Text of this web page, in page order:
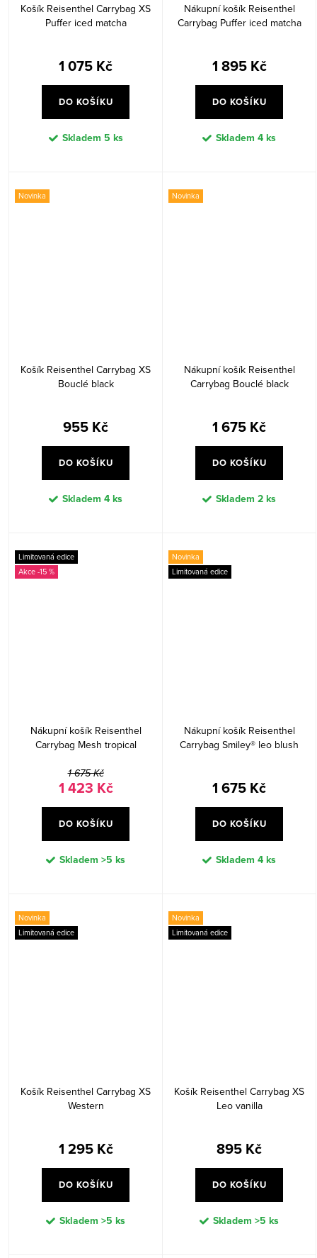
Košík Reisenthel Carrybag XS
Puffer iced matcha
1 075 Kč
DO KOŠÍKU
Skladem 5 ks
Nákupní košík Reisenthel
Carrybag Puffer iced matcha
1 895 Kč
DO KOŠÍKU
Skladem 4 ks
Novinka
Košík Reisenthel Carrybag XS
Bouclé black
955 Kč
DO KOŠÍKU
Skladem 4 ks
Novinka
Nákupní košík Reisenthel
Carrybag Bouclé black
1 675 Kč
DO KOŠÍKU
Skladem 2 ks
Limitovaná edice
-15 %
Nákupní košík Reisenthel
Carrybag Mesh tropical
1 675 Kč
1 423 Kč
DO KOŠÍKU
Skladem >5 ks
Novinka
Limitovaná edice
Nákupní košík Reisenthel
Carrybag Smiley® leo blush
1 675 Kč
DO KOŠÍKU
Skladem 4 ks
Novinka
Limitovaná edice
Košík Reisenthel Carrybag XS
Western
1 295 Kč
DO KOŠÍKU
Skladem >5 ks
Novinka
Limitovaná edice
Košík Reisenthel Carrybag XS
Leo vanilla
895 Kč
DO KOŠÍKU
Skladem >5 ks